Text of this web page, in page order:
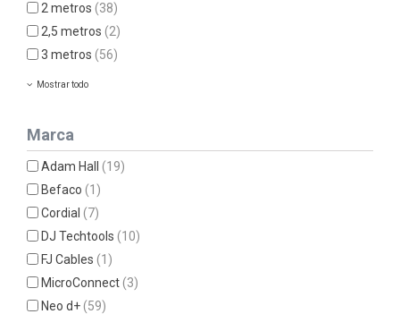
2 metros(38)
2,5 metros(2)
3 metros(56)
Mostrar todo
Marca
Adam Hall(19)
Befaco(1)
Cordial(7)
DJ Techtools(10)
FJ Cables(1)
MicroConnect(3)
Neo d+(59)